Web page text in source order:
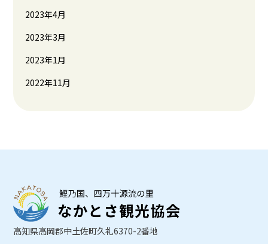
2023年4月
2023年3月
2023年1月
2022年11月
高知県高岡郡中土佐町久礼6370-2番地